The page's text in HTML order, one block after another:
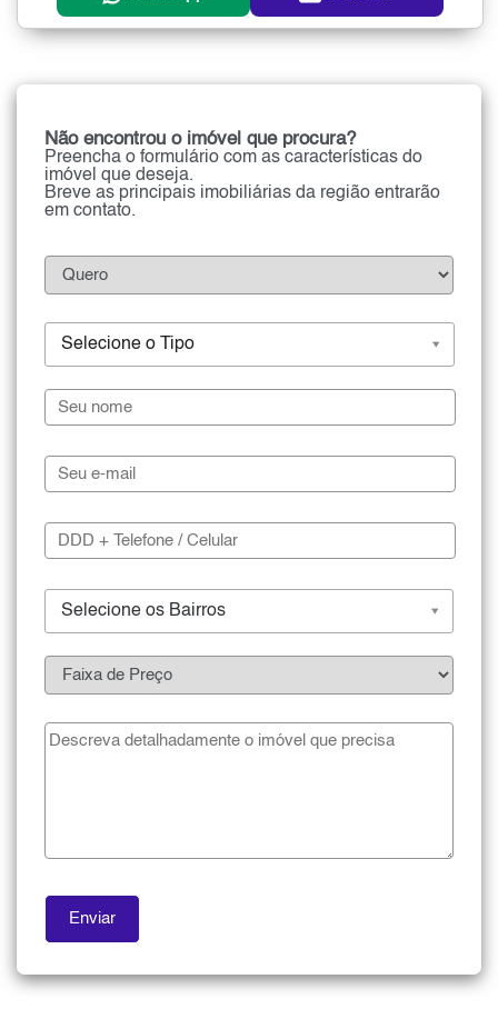
Não encontrou o imóvel que procura?
Preencha o formulário com as características do
imóvel que deseja.
Breve as principais imobiliárias da região entrarão
em contato.
Selecione o Tipo
Selecione os Bairros